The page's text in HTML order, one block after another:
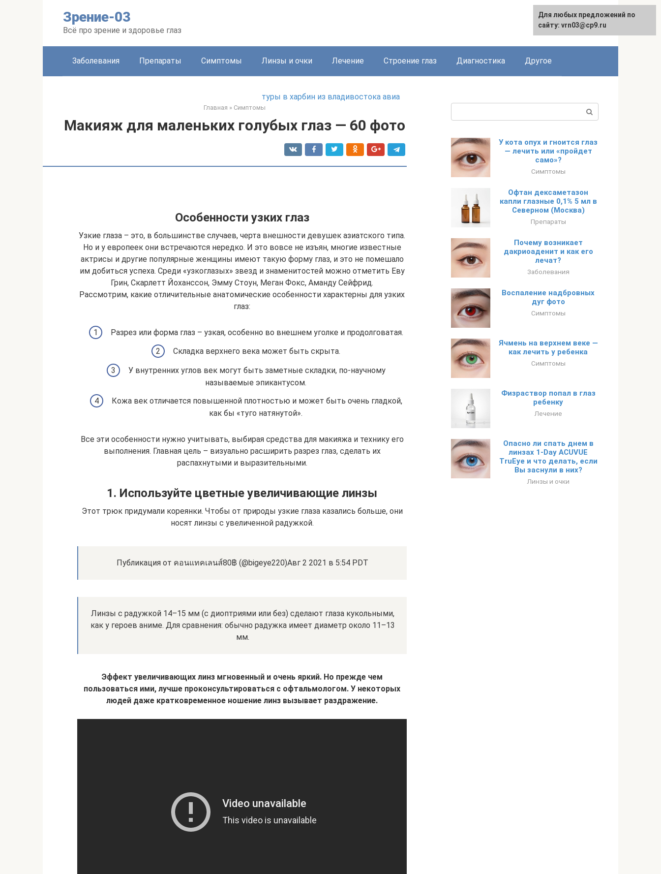
Зрение-03
Всё про зрение и здоровье глаз
English
Заболевания Препараты Симптомы Линзы и очки Лечение Строение глаз Диагностика Другое
туры в харбин из владивостока авиа
Главная » Симптомы
Макияж для маленьких голубых глаз — 60 фото
Особенности узких глаз
Узкие глаза – это, в большинстве случаев, черта внешности девушек азиатского типа.
Но и у европеек они встречаются нередко. И это вовсе не изъян, многие известные
актрисы и другие популярные женщины имеют такую форму глаз, и это не помешало
им добиться успеха. Среди «узкоглазых» звезд и знаменитостей можно отметить Еву
Грин, Скарлетт Йоханссон, Эмму Стоун, Меган Фокс, Аманду Сейфрид.
Рассмотрим, какие отличительные анатомические особенности характерны для узких
глаз:
Разрез или форма глаз – узкая, особенно во внешнем уголке и продолговатая.
Складка верхнего века может быть скрыта.
У внутренних углов век могут быть заметные складки, по-научному
называемые эпикантусом.
Кожа век отличается повышенной плотностью и может быть очень гладкой,
как бы «туго натянутой».
Все эти особенности нужно учитывать, выбирая средства для макияжа и технику его
выполнения. Главная цель – визуально расширить разрез глаз, сделать их
распахнутыми и выразительными.
1. Используйте цветные увеличивающие линзы
Этот трюк придумали кореянки. Чтобы от природы узкие глаза казались больше, они
носят линзы с увеличенной радужкой.
Публикация от คอนแทคเลนส์80฿ (@bigeye220)Авг 2 2021 в 5:54 PDT
Линзы с радужкой 14–15 мм (с диоптриями или без) сделают глаза кукольными,
как у героев аниме. Для сравнения: обычно радужка имеет диаметр около 11–13
мм.
Эффект увеличивающих линз мгновенный и очень яркий. Но прежде чем
пользоваться ими, лучше проконсультироваться с офтальмологом. У некоторых
людей даже кратковременное ношение линз вызывает раздражение.
У кота опух и гноится глаз
— лечить или «пройдет
само»?
Симптомы
Офтан дексаметазон
капли глазные 0,1% 5 мл в
Северном (Москва)
Препараты
Почему возникает
дакриоаденит и как его
лечат?
Заболевания
Воспаление надбровных
дуг фото
Симптомы
Ячмень на верхнем веке —
как лечить у ребенка
Симптомы
Физраствор попал в глаз
ребенку
Лечение
Опасно ли спать днем в
линзах 1-Day ACUVUE
TruEye и что делать, если
Вы заснули в них?
Линзы и очки
Для любых предложений по
сайту: vrn03@cp9.ru